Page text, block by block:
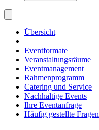
Übersicht
Eventformate
Veranstaltungsräume
Eventmanagement
Rahmenprogramm
Catering und Service
Nachhaltige Events
Ihre Eventanfrage
Häufig gestellte Fragen